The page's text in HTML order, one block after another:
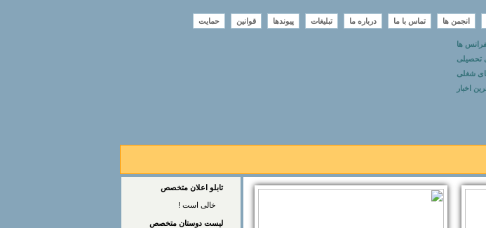
انجمن ها تماس با ما درباره ما تبلیغات پیوندها قوانین حمایت
تابلو اعلان متخصص
خالی است !
لیست دوستان متخصص